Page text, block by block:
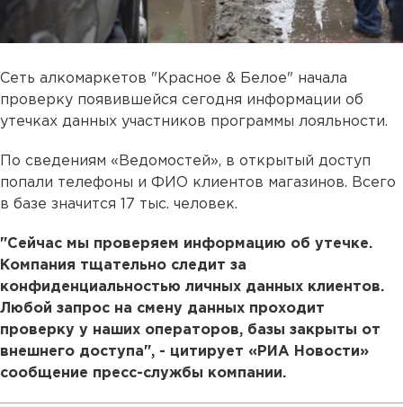
Сеть алкомаркетов "Красное & Белое" начала
проверку появившейся сегодня информации об
утечках данных участников программы лояльности.
По сведениям «Ведомостей», в открытый доступ
попали телефоны и ФИО клиентов магазинов. Всего
в базе значится 17 тыс. человек.
"Сейчас мы проверяем информацию об утечке.
Компания тщательно следит за
конфиденциальностью личных данных клиентов.
Любой запрос на смену данных проходит
проверку у наших операторов, базы закрыты от
внешнего доступа", - цитирует «РИА Новости»
сообщение пресс-службы компании.